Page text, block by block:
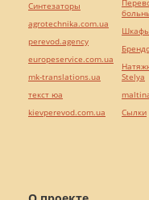
Синтезаторы
agrotechnika.com.ua
perevod.agency
europeservice.com.ua
mk-translations.ua
текст юа
kievperevod.com.ua
Stelya
Cылки